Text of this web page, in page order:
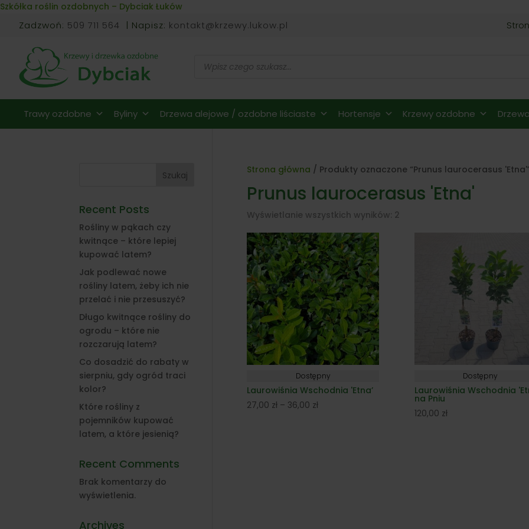
Skip to content
Szkółka roślin ozdobnych – Dybciak Łuków
Zadzwoń: 509 711 564 | Napisz: kontakt@krzewy.lukow.pl
produktów
Trawy ozdobne Byliny Drzewa alejowe / ozdobne liściaste Hortensje Krzewy ozdobne
Strona główna / Produkty oznaczone “Prunus laurocerasus
Prunus laurocerasus 'Etna'
Wyświetlanie wszystkich wyników: 2
Dostępny
Laurowiśnia Wschodnia 'Etna’
27,00 zł – 36,00 złZakres
Dostępny
Laurowiśnia Wschodnia
na Pniu
120,00 zł
Szukaj
Recent Posts
Rośliny w pąkach czy
kwitnące – które lepiej
kupować latem?
Jak podlewać nowe
rośliny latem, żeby ich nie
przelać i nie przesuszyć?
Długo kwitnące rośliny do
ogrodu – które nie
rozczarują latem?
Co dosadzić do rabaty w
sierpniu, gdy ogród traci
kolor?
Które rośliny z
pojemników kupować
latem, a które jesienią?
Recent Comments
Brak komentarzy do
wyświetlenia.
Archives